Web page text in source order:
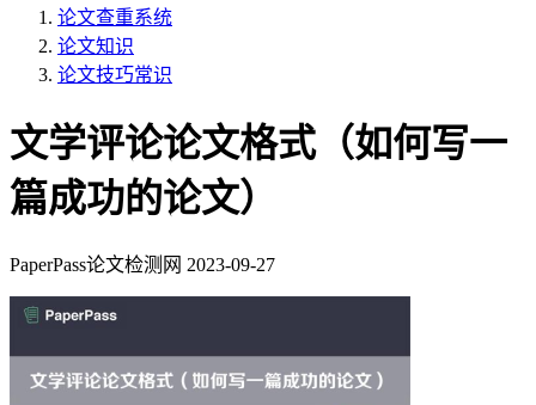
论文查重系统
论文知识
论文技巧常识
文学评论论文格式（如何写一
篇成功的论文）
PaperPass论文检测网 2023-09-27